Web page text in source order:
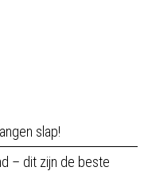
slap!
– dit zijn de beste